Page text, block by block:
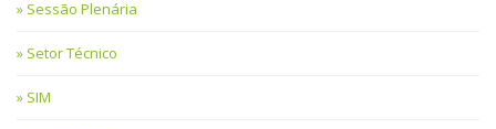
Sessão Plenária
Setor Técnico
SIM